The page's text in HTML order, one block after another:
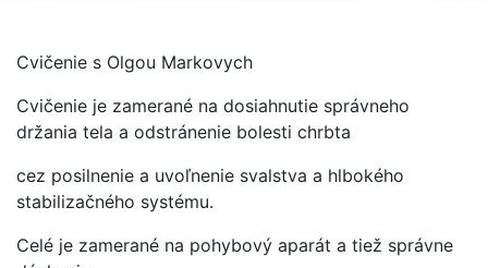
Cvičenie s Olgou Markovych
Cvičenie je zamerané na dosiahnutie správneho
držania tela a odstránenie bolesti chrbta
cez posilnenie a uvoľnenie svalstva a hlbokého
stabilizačného systému.
Celé je zamerané na pohybový aparát a tiež správne